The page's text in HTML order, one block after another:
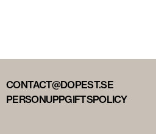
CONTACT@DOPEST.SE
PERSONUPPGIFTSPOLICY